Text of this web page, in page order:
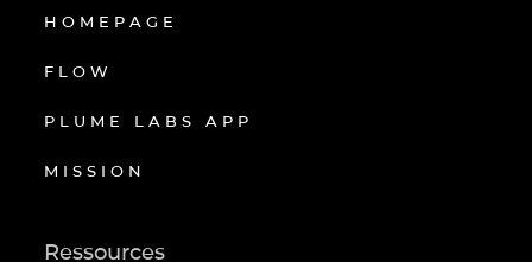
HOMEPAGE
FLOW
PLUME LABS APP
MISSION
Ressources